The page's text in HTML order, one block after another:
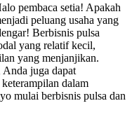
pembaca setia! Apakah
peluang usaha yang
Berbisnis pulsa
yang relatif kecil,
yang menjanjikan.
Anda juga dapat
dalam
mulai berbisnis pulsa dan